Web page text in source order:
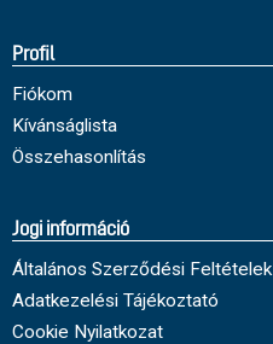
Profil
Fiókom
Kívánságlista
Összehasonlítás
Jogi információ
Általános Szerződési Feltételek
Adatkezelési Tájékoztató
Cookie Nyilatkozat